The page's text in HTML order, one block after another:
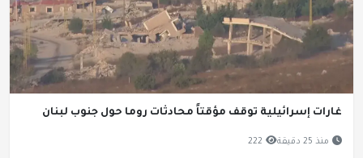
غارات إسرائيلية توقف مؤقتاً محادثات روما حول جنوب لبنان
منذ 25 دقيقة 222